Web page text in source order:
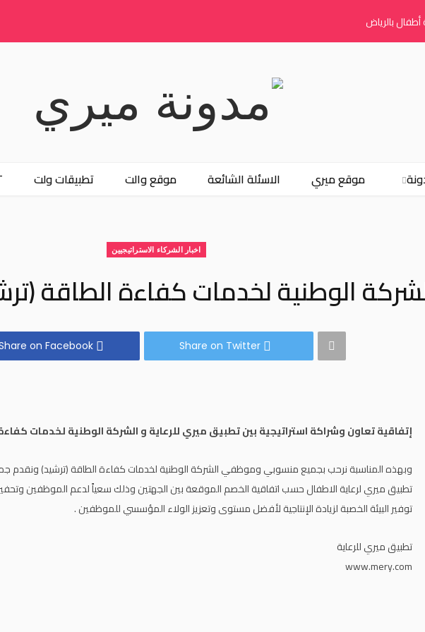
بالرياض
موقع ميري الاسئلة الشائعة موقع والت تطبيقات ولت
اخبار الشركاء الاستراتيجيين
الوطنية لخدمات كفاءة الطاقة
on Facebook Share on Twitter
إتفاقية تعاون وشراكة استراتيجية بين تطبيق ميري للرعاية و الشركة الوطنية لخدمات
وبهذه المناسبة نرحب بجميع منسوبي وموظفي الشركة الوطنية لخدمات كفاءة الطاقة (ترشيد) ونقدم
تطبيق ميري لرعاية الاطفال حسب اتفاقية الخصم الموقعة بين الجهتين وذلك سعياً لدعم الموظفين
توفير البيئة الخصبة لزيادة الإنتاجية لأفضل مستوى وتعزيز الولاء المؤسسي للموظفين .
تطبيق ميري للرعاية
www.mery.com